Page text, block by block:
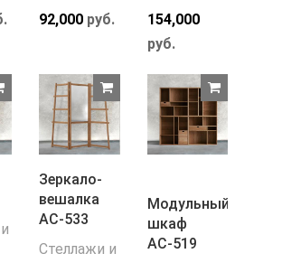
92,000 руб.
154,000
руб.
Зеркало-
вешалка
АС-533
Стеллажи и
Модульный
шкаф
АС-519